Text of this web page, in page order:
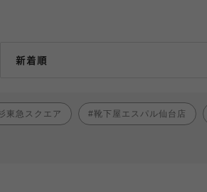
新着順
人気ランキング順
東急スクエア 靴下屋エスパル仙台店